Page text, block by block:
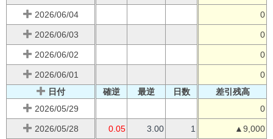
2026/06/04 0
2026/06/03 0
2026/06/02 0
2026/06/01
0
日付
確逆 最逆 日数
差引残高
2026/05/29
0
2026/05/28 0.05 3.00 1 ▲9,000